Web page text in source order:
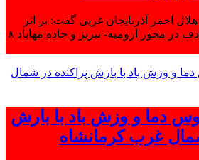
احمر آذربایجان غربی گفت: بر اثر
بروز دو سانحه تصادف در محور ارومیه- تبریز و جاده مهاباد ۸
دما و وزش باد با بارش
غرب کرمانشاه